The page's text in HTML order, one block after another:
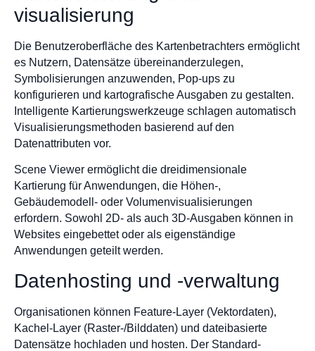
visualisierung
Die Benutzeroberfläche des Kartenbetrachters ermöglicht
es Nutzern, Datensätze übereinanderzulegen,
Symbolisierungen anzuwenden, Pop-ups zu
konfigurieren und kartografische Ausgaben zu gestalten.
Intelligente Kartierungswerkzeuge schlagen automatisch
Visualisierungsmethoden basierend auf den
Datenattributen vor.
Scene Viewer ermöglicht die dreidimensionale
Kartierung für Anwendungen, die Höhen-,
Gebäudemodell- oder Volumenvisualisierungen
erfordern. Sowohl 2D- als auch 3D-Ausgaben können in
Websites eingebettet oder als eigenständige
Anwendungen geteilt werden.
Datenhosting und -verwaltung
Organisationen können Feature-Layer (Vektordaten),
Kachel-Layer (Raster-/Bilddaten) und dateibasierte
Datensätze hochladen und hosten. Der Standard-